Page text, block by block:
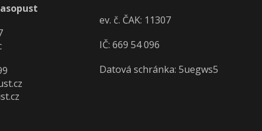
ev. č. ČAK: 11307
IČ: 669 54 096
Datová schránka: 5uegws5